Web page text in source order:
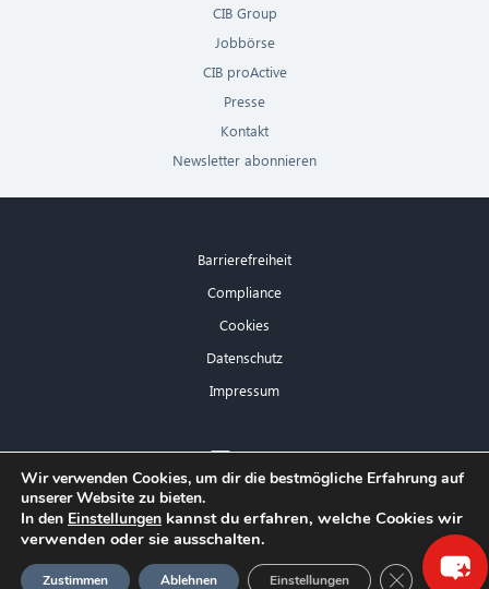
CIB Group
Jobbörse
CIB proActive
Presse
Kontakt
Newsletter abonnieren
Barrierefreiheit
Compliance
Cookies
Datenschutz
Impressum
Wir verwenden Cookies, um dir die bestmögliche Erfahrung auf
unserer Website zu bieten.
In den Einstellungen kannst du erfahren, welche Cookies wir
verwenden oder sie ausschalten.
Zustimmen Ablehnen Einstellungen GDPR